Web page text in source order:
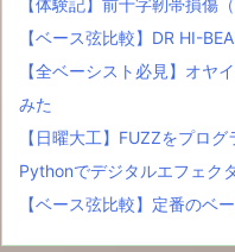
【体験記】前十字靭帯損傷
【ベース弦比較】DR HI-
【全ベーシスト必見】オヤ
みた
【日曜大工】FUZZをプロ
Pythonでデジタルエフェク
【ベース弦比較】定番のベ